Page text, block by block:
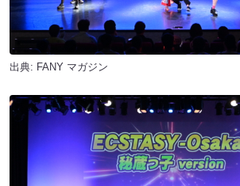
出典: FANY マガジン